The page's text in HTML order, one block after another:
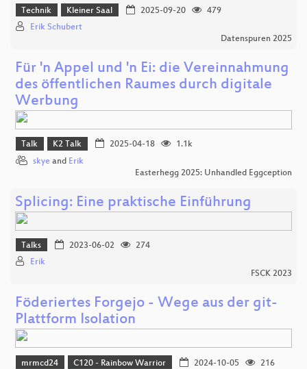
Technik Kleiner Saal 2025-09-20
479
Erik Schubert
Datenspuren 2025
Für 'n Appel und 'n Ei: die Vereinnahmung
des öffentlichen Raumes durch digitale
Werbung
Talk K2 Talk 2025-04-18
1.1k
skye and Erik
Easterhegg 2025: Unhandled Eggception
Splicing: Eine praktische Einführung
Talks 2023-06-02
274
Erik
FSCK 2023
Föderiertes Forgejo - Wege aus der git-
Plattform Isolation
mrmcd24 C120 - Rainbow Warrior 2024-10-05
216